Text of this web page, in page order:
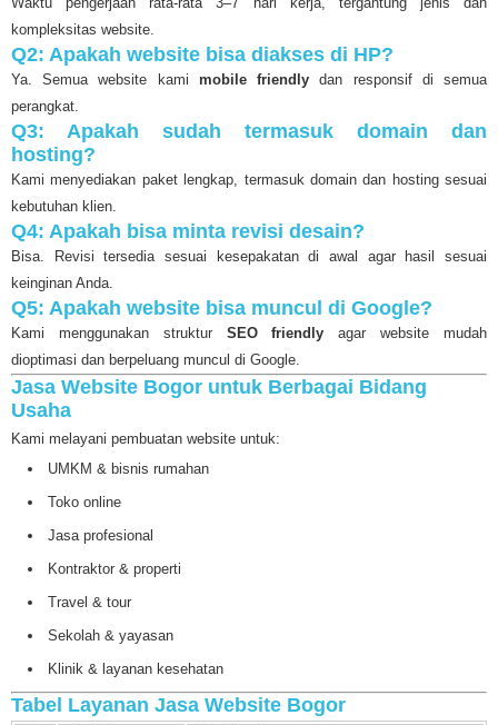
kompleksitas website.
Q2: Apakah website bisa diakses di HP?
Ya. Semua website kami mobile friendly dan responsif di semua
perangkat.
Q3: Apakah sudah termasuk domain dan
hosting?
Kami menyediakan paket lengkap, termasuk domain dan hosting sesuai
kebutuhan klien.
Q4: Apakah bisa minta revisi desain?
Bisa. Revisi tersedia sesuai kesepakatan di awal agar hasil sesuai
keinginan Anda.
Q5: Apakah website bisa muncul di Google?
Kami menggunakan struktur SEO friendly agar website mudah
dioptimasi dan berpeluang muncul di Google.
Jasa Website Bogor untuk Berbagai Bidang
Usaha
Kami melayani pembuatan website untuk:
UMKM & bisnis rumahan
Toko online
Jasa profesional
Kontraktor & properti
Travel & tour
Sekolah & yayasan
Klinik & layanan kesehatan
Tabel Layanan Jasa Website Bogor